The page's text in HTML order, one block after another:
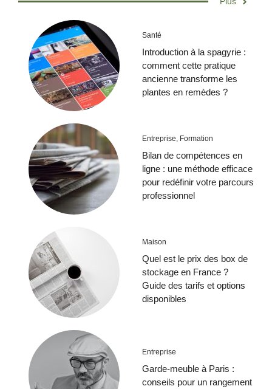
Santé
Introduction à la spagyrie :
comment cette pratique
ancienne transforme les
plantes en remèdes ?
Entreprise, Formation
Bilan de compétences en
ligne : une méthode efficace
pour redéfinir votre parcours
professionnel
Maison
Quel est le prix des box de
stockage en France ?
Guide des tarifs et options
disponibles
Entreprise
Garde-meuble à Paris :
conseils pour un rangement